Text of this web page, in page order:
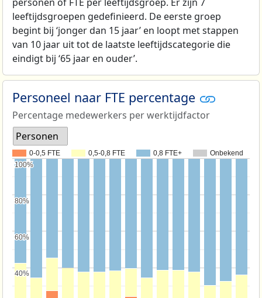
leeftijdsgroepen gedefinieerd. De eerste groep
begint bij ‘jonger dan 15 jaar’ en loopt met stappen
van 10 jaar uit tot de laatste leeftijdscategorie die
eindigt bij ‘65 jaar en ouder’.
Personeel naar FTE percentage
Percentage medewerkers per werktijdfactor
Personen
0-0,5 FTE 0,5-0,8 FTE 0,8 FTE+ Onbekend
40%
40%
60%
60%
80%
80%
100%
100%